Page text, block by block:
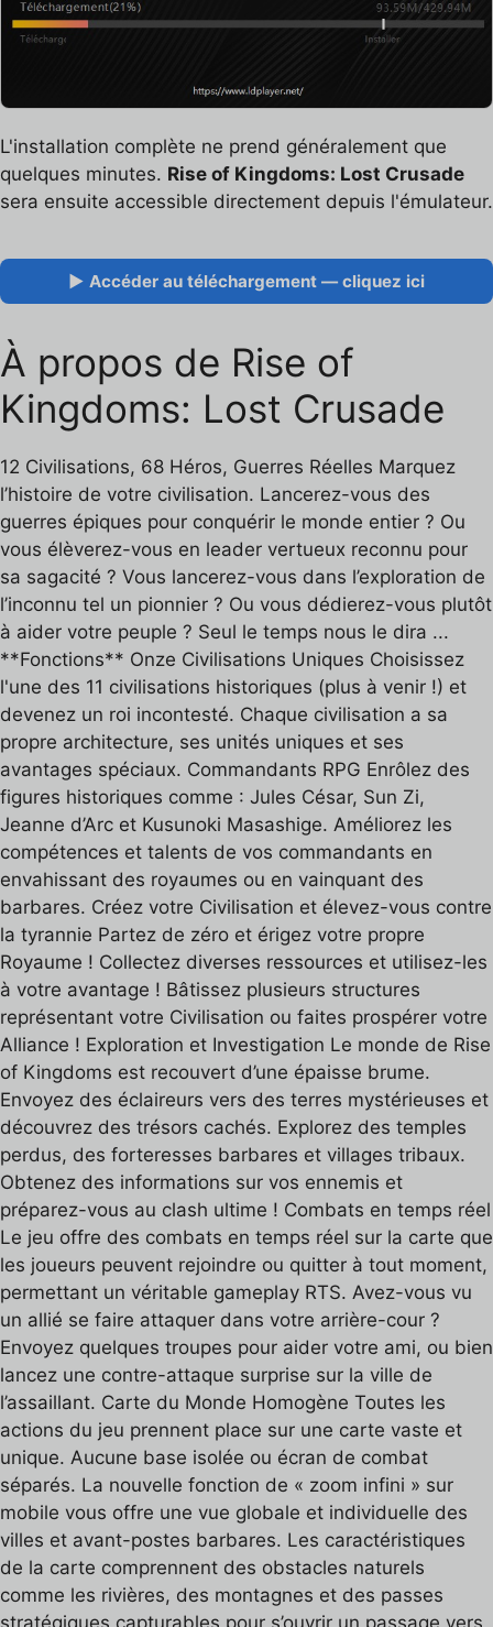
L'installation complète ne prend généralement que
quelques minutes. Rise of Kingdoms: Lost Crusade
sera ensuite accessible directement depuis l'émulateur.
▶ Accéder au téléchargement — cliquez ici
À propos de Rise of
Kingdoms: Lost Crusade
12 Civilisations, 68 Héros, Guerres Réelles Marquez
l’histoire de votre civilisation. Lancerez-vous des
guerres épiques pour conquérir le monde entier ? Ou
vous élèverez-vous en leader vertueux reconnu pour
sa sagacité ? Vous lancerez-vous dans l’exploration de
l’inconnu tel un pionnier ? Ou vous dédierez-vous plutôt
à aider votre peuple ? Seul le temps nous le dira ...
**Fonctions** Onze Civilisations Uniques Choisissez
l'une des 11 civilisations historiques (plus à venir !) et
devenez un roi incontesté. Chaque civilisation a sa
propre architecture, ses unités uniques et ses
avantages spéciaux. Commandants RPG Enrôlez des
figures historiques comme : Jules César, Sun Zi,
Jeanne d’Arc et Kusunoki Masashige. Améliorez les
compétences et talents de vos commandants en
envahissant des royaumes ou en vainquant des
barbares. Créez votre Civilisation et élevez-vous contre
la tyrannie Partez de zéro et érigez votre propre
Royaume ! Collectez diverses ressources et utilisez-les
à votre avantage ! Bâtissez plusieurs structures
représentant votre Civilisation ou faites prospérer votre
Alliance ! Exploration et Investigation Le monde de Rise
of Kingdoms est recouvert d’une épaisse brume.
Envoyez des éclaireurs vers des terres mystérieuses et
découvrez des trésors cachés. Explorez des temples
perdus, des forteresses barbares et villages tribaux.
Obtenez des informations sur vos ennemis et
préparez-vous au clash ultime ! Combats en temps réel
Le jeu offre des combats en temps réel sur la carte que
les joueurs peuvent rejoindre ou quitter à tout moment,
permettant un véritable gameplay RTS. Avez-vous vu
un allié se faire attaquer dans votre arrière-cour ?
Envoyez quelques troupes pour aider votre ami, ou bien
lancez une contre-attaque surprise sur la ville de
l’assaillant. Carte du Monde Homogène Toutes les
actions du jeu prennent place sur une carte vaste et
unique. Aucune base isolée ou écran de combat
séparés. La nouvelle fonction de « zoom infini » sur
mobile vous offre une vue globale et individuelle des
villes et avant-postes barbares. Les caractéristiques
de la carte comprennent des obstacles naturels
comme les rivières, des montagnes et des passes